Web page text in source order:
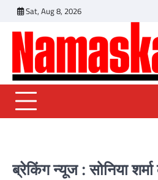
content
Sat, Aug 8, 2026
ब्रेकिंग न्यूज : सोनिया शर्मा